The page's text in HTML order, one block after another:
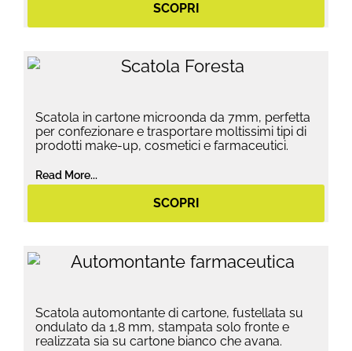
SCOPRI
Scatola in cartone microonda da 7mm, perfetta
per confezionare e trasportare moltissimi tipi di
prodotti make-up, cosmetici e farmaceutici.
Read More...
SCOPRI
Scatola automontante di cartone, fustellata su
ondulato da 1,8 mm, stampata solo fronte e
realizzata sia su cartone bianco che avana.